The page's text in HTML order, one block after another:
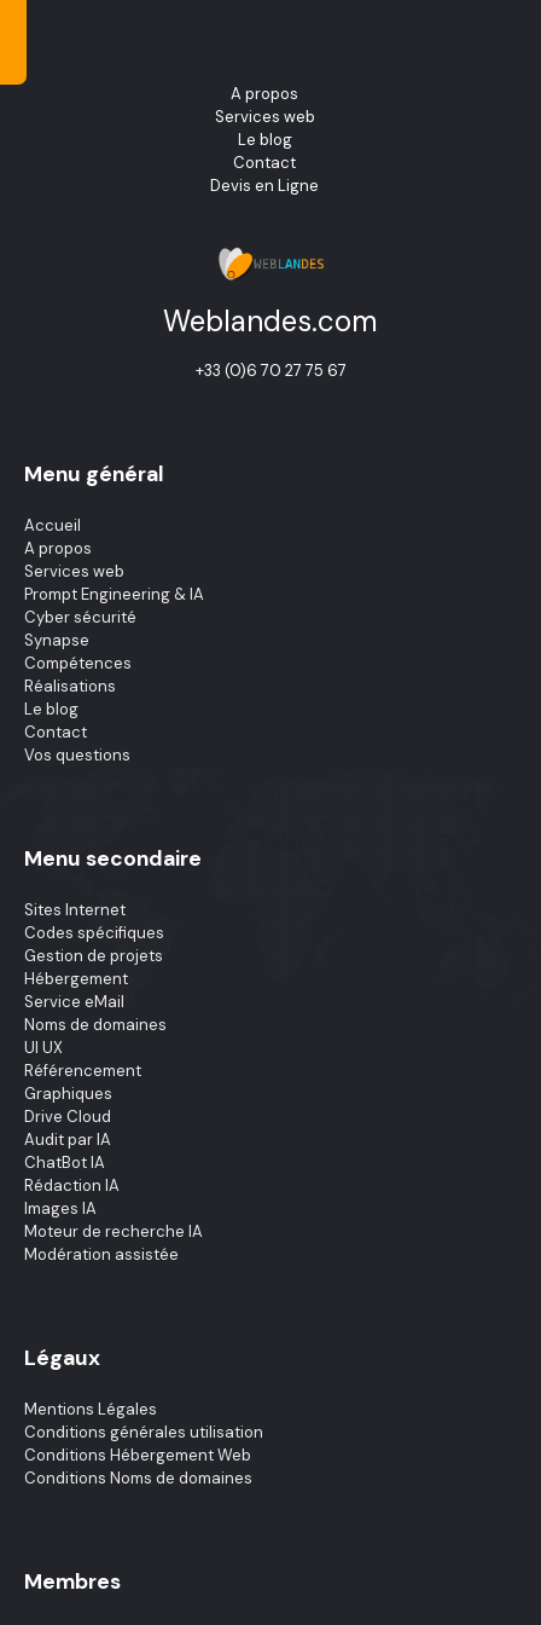
A propos
Services web
Le blog
Contact
Devis en Ligne
Weblandes.com
+33 (0)6 70 27 75 67
Menu général
Accueil
A propos
Services web
Prompt Engineering & IA
Cyber sécurité
Synapse
Compétences
Réalisations
Le blog
Contact
Vos questions
Menu secondaire
Sites Internet
Codes spécifiques
Gestion de projets
Hébergement
Service eMail
Noms de domaines
UI UX
Référencement
Graphiques
Drive Cloud
Audit par IA
ChatBot IA
Rédaction IA
Images IA
Moteur de recherche IA
Modération assistée
Légaux
Mentions Légales
Conditions générales utilisation
Conditions Hébergement Web
Conditions Noms de domaines
Membres